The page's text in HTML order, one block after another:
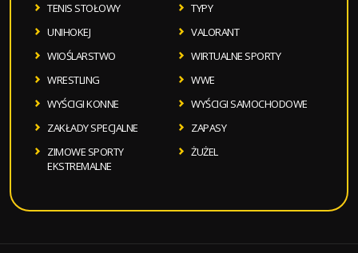
TENIS STOŁOWY
TYPY
UNIHOKEJ
VALORANT
WIOŚLARSTWO
WIRTUALNE SPORTY
WRESTLING
WWE
WYŚCIGI KONNE
WYŚCIGI SAMOCHODOWE
ZAKŁADY SPECJALNE
ZAPASY
ZIMOWE SPORTY
EKSTREMALNE
ŻUŻEL